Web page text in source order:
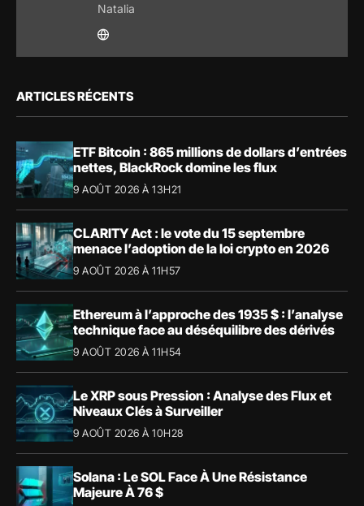
Natalia
ARTICLES RÉCENTS
ETF Bitcoin : 865 millions de dollars d’entrées
nettes, BlackRock domine les flux
9 AOÛT 2026 À 13H21
CLARITY Act : le vote du 15 septembre
menace l’adoption de la loi crypto en 2026
9 AOÛT 2026 À 11H57
Ethereum à l’approche des 1935 $ : l’analyse
technique face au déséquilibre des dérivés
9 AOÛT 2026 À 11H54
Le XRP sous Pression : Analyse des Flux et
Niveaux Clés à Surveiller
9 AOÛT 2026 À 10H28
Solana : Le SOL Face À Une Résistance
Majeure À 76 $